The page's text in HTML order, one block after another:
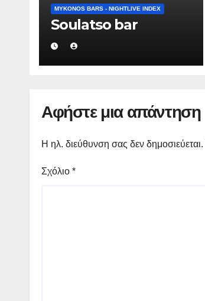
MYKONOS BARS - NIGHTLIVE INDEX
Soulatso bar
Αφήστε μια απάντηση
Η ηλ. διεύθυνση σας δεν δημοσιεύεται.
Σχόλιο *